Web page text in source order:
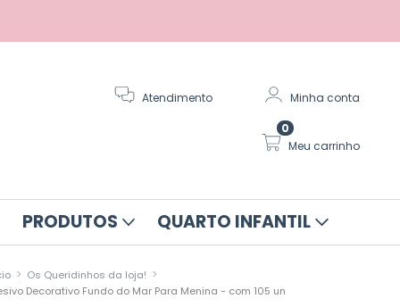
Atendimento Minha conta
Meu carrinho
0
PRODUTOS QUARTO INFANTIL
> Os Queridinhos da loja! >
Decorativo Fundo do Mar Para Menina - com 105 un